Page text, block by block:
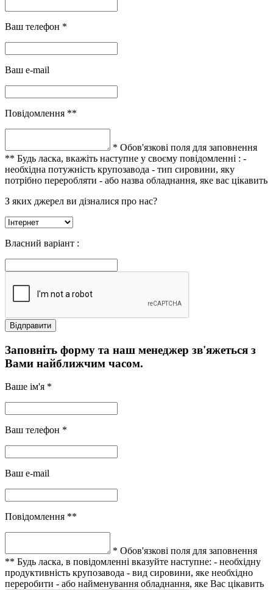
Ваш телефон *
Ваш e-mail
Повідомлення **
* Обов'язкові поля для заповнення
** Будь ласка, вкажіть наступне у своєму повідомленні : -
необхідна потужність крупозавода - тип сировини, яку
потрібно переробляти - або назва обладнання, яке вас цікавить
З яких джерел ви дізналися про нас?
Власний варіант :
Заповніть форму та наш менеджер зв'яжеться з
Вами найближчим часом.
Ваше ім'я *
Ваш телефон *
Ваш e-mail
Повідомлення **
* Обов'язкові поля для заповнення
** Будь ласка, в повідомленні вказуйте наступне: - необхідну
продуктивність крупозавода - вид сировини, яке необхідно
переробити - або найменування обладнання, яке Вас цікавить